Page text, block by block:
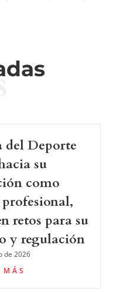
del Deporte
su
como
retos para su
y regulación
de 2026